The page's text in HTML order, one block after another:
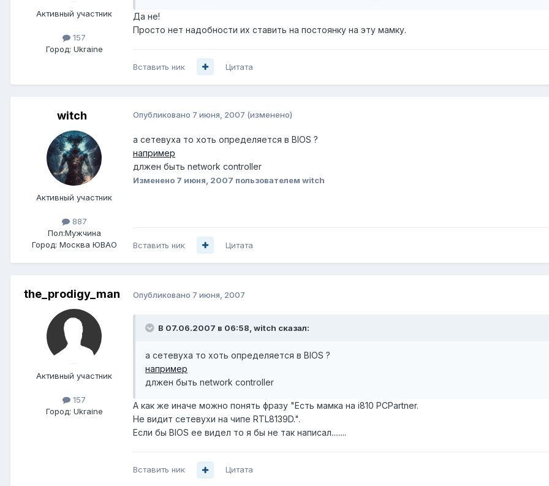
Активный участник
157
Город: Ukraine
Да не!
Просто нет надобности их ставить на постоянку на эту мамку.
Вставить ник Цитата
witch
Активный участник
887
Пол:Мужчина
Город: Москва ЮВАО
Опубликовано 7 июня, 2007 (изменено)
а сетевуха то хоть определяется в BIOS ?
например
длжен быть network controller
Изменено 7 июня, 2007 пользователем witch
Вставить ник Цитата
the_prodigy_man
Активный участник
157
Город: Ukraine
Опубликовано 7 июня, 2007
В 07.06.2007 в 06:58, witch сказал:
а сетевуха то хоть определяется в BIOS ?
например
длжен быть network controller
А как же иначе можно понять фразу "Есть мамка на i810 PCPartner.
Не видит сетевухи на чипе RTL8139D.".
Если бы BIOS ее видел то я бы не так написал........
Вставить ник Цитата